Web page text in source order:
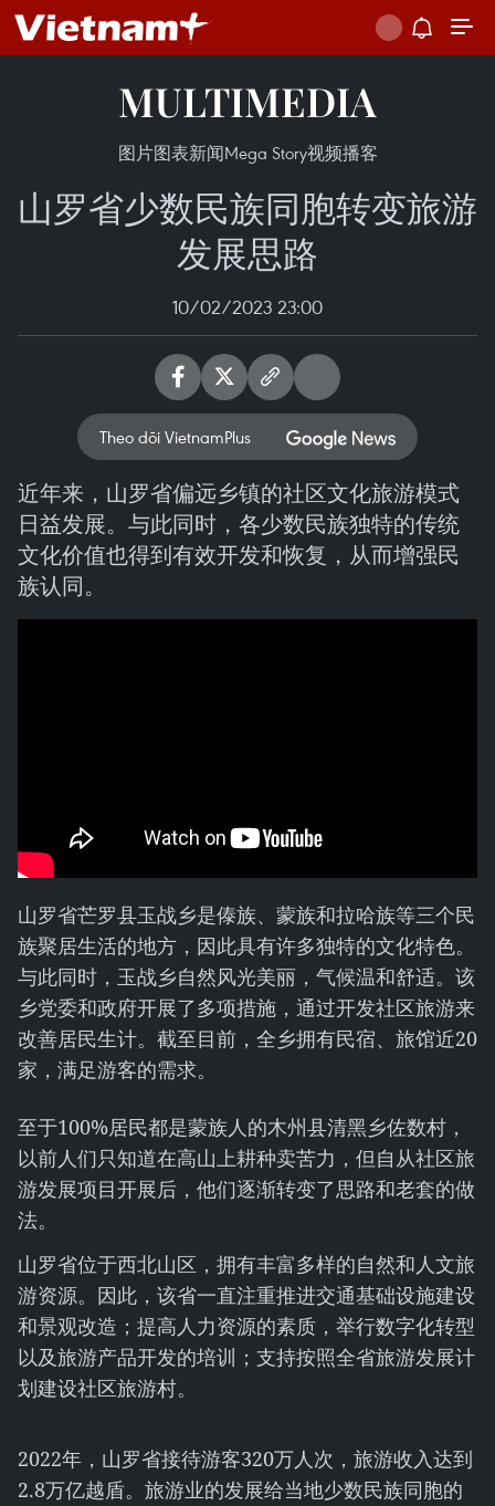
MULTIMEDIA
图片图表新闻Mega Story视频播客
山罗省少数民族同胞转变旅游
发展思路
10/02/2023 23:00
Theo dõi VietnamPlus
近年来，山罗省偏远乡镇的社区文化旅游模式
日益发展。与此同时，各少数民族独特的传统
文化价值也得到有效开发和恢复，从而增强民
族认同。
山罗省芒罗县玉战乡是傣族、蒙族和拉哈族等三个民
族聚居生活的地方，因此具有许多独特的文化特色。
与此同时，玉战乡自然风光美丽，气候温和舒适。该
乡党委和政府开展了多项措施，通过开发社区旅游来
改善居民生计。截至目前，全乡拥有民宿、旅馆近20
家，满足游客的需求。
至于100%居民都是蒙族人的木州县清黑乡佐数村，
以前人们只知道在高山上耕种卖苦力，但自从社区旅
游发展项目开展后，他们逐渐转变了思路和老套的做
法。
山罗省位于西北山区，拥有丰富多样的自然和人文旅
游资源。因此，该省一直注重推进交通基础设施建设
和景观改造；提高人力资源的素质，举行数字化转型
以及旅游产品开发的培训；支持按照全省旅游发展计
划建设社区旅游村。
2022年，山罗省接待游客320万人次，旅游收入达到
2.8万亿越盾。旅游业的发展给当地少数民族同胞的